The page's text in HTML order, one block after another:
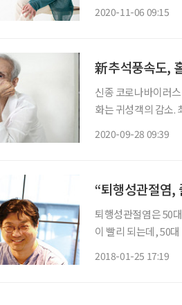
2020-11-06 09:15
新추석풍속도,
신종 코로나바이러
화는 귀성객의 감소.
2020-09-28 09:39
“퇴행성관절염,
퇴행성관절염은 50대
이 빨리 되는데, 50
2018-01-25 17:19